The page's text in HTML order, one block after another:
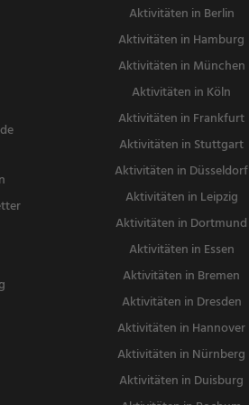
Aktivitäten in Berlin
Aktivitäten in Hamburg
Aktivitäten in München
Aktivitäten in Köln
Aktivitäten in Frankfurt
Aktivitäten in Stuttgart
Aktivitäten in Düsseldorf
Aktivitäten in Leipzig
Aktivitäten in Dortmund
Aktivitäten in Essen
Aktivitäten in Bremen
Aktivitäten in Dresden
Aktivitäten in Hannover
Aktivitäten in Nürnberg
Aktivitäten in Duisburg